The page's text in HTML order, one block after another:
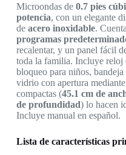
Microondas de 0.7 pies
potencia, con un elegante
de acero inoxidable.
programas
recalentar, y un panel fácil
toda la familia. Incluye
bloqueo para niños,
vidrio con apertura
compactas (45.1 cm de
de profundidad) lo hacen
Incluye manual en español.
Lista de características